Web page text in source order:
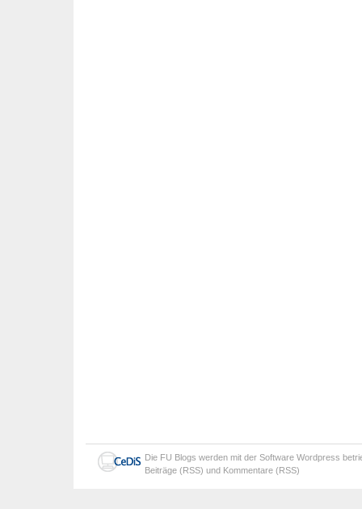
Die FU Blogs werden mit der Software Wordpress
Beiträge (RSS) und Kommentare (RSS)